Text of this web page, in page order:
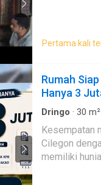
Pertama kali
Rumah
Hanya 3
Dringo · 30 m²
Kesempatan
Cilegon dengan
memiliki